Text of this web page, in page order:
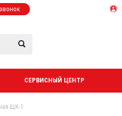
СЕРВИСНЫЙ ЦЕНТР
ЩК-1